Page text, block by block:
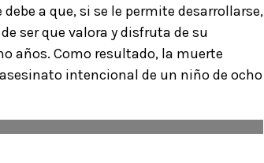
a que, si se le permite desarrollarse,
ser que valora y disfruta de su
años. Como resultado, la muerte
intencional de un niño de ocho